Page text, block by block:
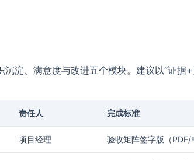
淀、满意度与改进五个模块。建议以“证据
责任人 完成标准
项目经理 验收矩阵签字版（PDF/